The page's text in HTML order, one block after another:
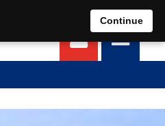
EN DE
Continue